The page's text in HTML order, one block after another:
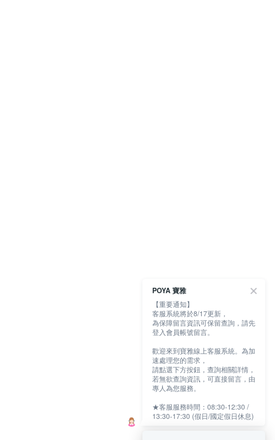
POYA 寶雅
【重要通知】
客服系統將於8/17更新，
為保障留言資訊可保留查詢，請先
登入會員帳號留言。
歡迎來到寶雅線上客服系統。為加
速處理您的需求，
請點選下方按鈕，查詢相關詳情，
若無欲查詢資訊，可直接留言，由
專人為您服務。
★客服服務時間：08:30-12:30 /
13:30-17:30 (假日/國定假日休息)